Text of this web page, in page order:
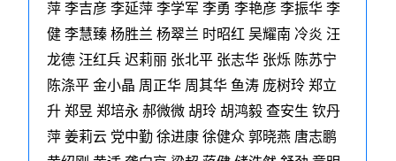
萍 李吉彦 李延萍 李学军 李勇 李艳彦 李振华 李
健 李慧臻 杨胜兰 杨翠兰 时昭红 吴耀南 冷炎 汪
龙德 汪红兵 迟莉丽 张北平 张志华 张烁 陈苏宁
陈涤平 金小晶 周正华 周其华 鱼涛 庞树玲 郑立
升 郑昱 郑培永 郝微微 胡玲 胡鸿毅 查安生 钦丹
萍 姜莉云 党中勤 徐进康 徐健众 郭晓燕 唐志鹏